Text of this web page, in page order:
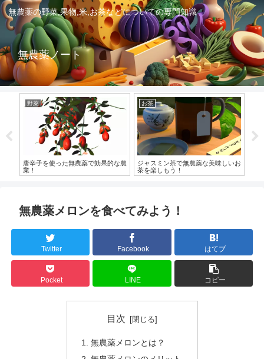
無農薬の野菜,果物,米,お茶などについての専門知識
無農薬ノート
野菜
唐辛子を使った無農薬で効果的な農
業！
お茶
ジャスミン茶で無農薬な美味しいお
茶を楽しもう！
無農薬メロンを食べてみよう！
Twitter Facebook はてブ
Pocket LINE コピー
目次
無農薬メロンとは？